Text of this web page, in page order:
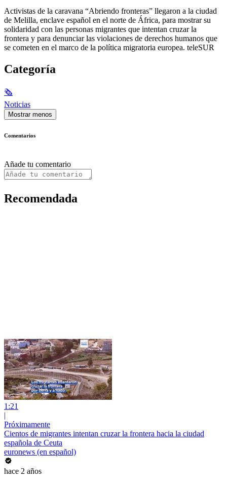
Activistas de la caravana “Abriendo fronteras” llegaron a la ciudad
de Melilla, enclave español en el norte de África, para mostrar su
solidaridad con las personas migrantes que intentan cruzar la
frontera y para denunciar las violaciones de derechos humanos que
se cometen en el marco de la política migratoria europea. teleSUR
Categoría
🗞
Noticias
Mostrar menos
Comentarios
Añade tu comentario
Recomendada
1:21
|
Próximamente
Cientos de migrantes intentan cruzar la frontera hacia la ciudad
española de Ceuta
euronews (en español)
hace 2 años